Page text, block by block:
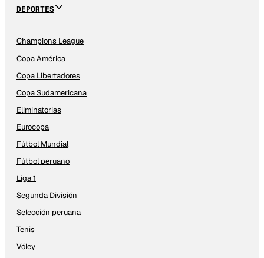
DEPORTES
Champions League
Copa América
Copa Libertadores
Copa Sudamericana
Eliminatorias
Eurocopa
Fútbol Mundial
Fútbol peruano
Liga 1
Segunda División
Selección peruana
Tenis
Vóley